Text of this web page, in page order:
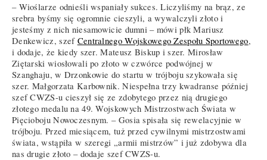
– Wioślarze odnieśli wspaniały sukces. Liczyliśmy na brąz, ze
srebra byśmy się ogromnie cieszyli, a wywalczyli złoto i
jesteśmy z nich niesamowicie dumni – mówi płk Mariusz
Denkewicz, szef Centralnego Wojskowego Zespołu Sportowego,
i dodaje, że kiedy szer. Mateusz Biskup i szer. Mirosław
Ziętarski wiosłowali po złoto w czwórce podwójnej w
Szanghaju, w Drzonkowie do startu w trójboju szykowała się
szer. Małgorzata Karbownik. Niespełna trzy kwadranse później
szef CWZS-u cieszył się ze zdobytego przez nią drugiego
złotego medalu na 49. Wojskowych Mistrzostwach Świata w
Pięcioboju Nowoczesnym. – Gosia spisała się rewelacyjnie w
trójboju. Przed miesiącem, tuż przed cywilnymi mistrzostwami
świata, wstąpiła w szeregi „armii mistrzów” i już zdobywa dla
nas drugie złoto – dodaje szef CWZS-u.